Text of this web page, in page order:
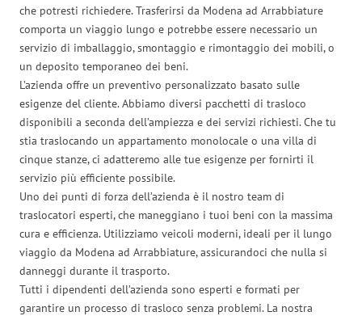
che potresti richiedere. Trasferirsi da Modena ad Arrabbiature
comporta un viaggio lungo e potrebbe essere necessario un
servizio di imballaggio, smontaggio e rimontaggio dei mobili, o
un deposito temporaneo dei beni.
L’azienda offre un preventivo personalizzato basato sulle
esigenze del cliente. Abbiamo diversi pacchetti di trasloco
disponibili a seconda dell’ampiezza e dei servizi richiesti. Che tu
stia traslocando un appartamento monolocale o una villa di
cinque stanze, ci adatteremo alle tue esigenze per fornirti il
servizio più efficiente possibile.
Uno dei punti di forza dell’azienda è il nostro team di
traslocatori esperti, che maneggiano i tuoi beni con la massima
cura e efficienza. Utilizziamo veicoli moderni, ideali per il lungo
viaggio da Modena ad Arrabbiature, assicurandoci che nulla si
danneggi durante il trasporto.
Tutti i dipendenti dell’azienda sono esperti e formati per
garantire un processo di trasloco senza problemi. La nostra